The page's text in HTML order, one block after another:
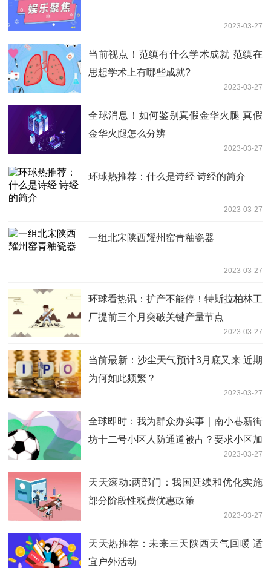
2023-03-27
当前视点！范缜有什么学术成就 范缜在
思想学术上有哪些成就?
2023-03-27
全球消息！如何鉴别真假金华火腿 真假
金华火腿怎么分辨
2023-03-27
环球热推荐：什么是诗经 诗经的简介
2023-03-27
一组北宋陕西耀州窑青釉瓷器
2023-03-27
环球看热讯：扩产不能停！特斯拉柏林工
厂提前三个月突破关键产量节点
2023-03-27
当前最新：沙尘天气预计3月底又来 近期
为何如此频繁？
2023-03-27
全球即时：我为群众办实事｜南小巷新街
坊十二号小区人防通道被占？要求小区加
2023-03-27
天天滚动:两部门：我国延续和优化实施
部分阶段性税费优惠政策
2023-03-27
天天热推荐：未来三天陕西天气回暖 适
宜户外活动